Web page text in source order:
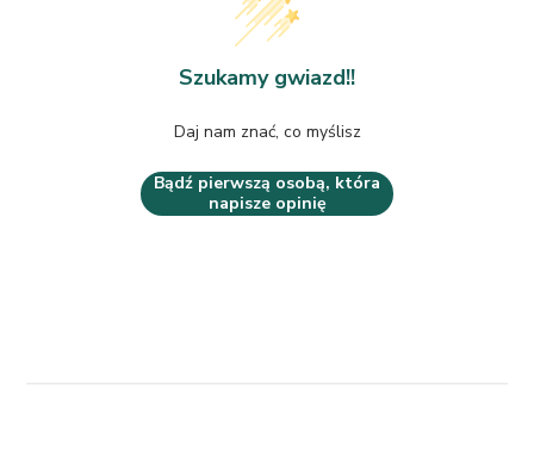
Szukamy gwiazd!!
Daj nam znać, co myślisz
Bądź pierwszą osobą, która
napisze opinię